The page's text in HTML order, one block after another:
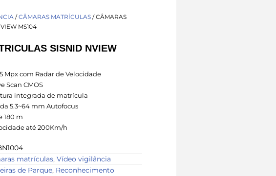
/CÂMARAS MATRÍCULAS / CÂMARAS
MS104
SISNID NVIEW
Mpx com Radar de Velocidade
Scan CMOS
integrada de matrícula
5.3~64 mm Autofocus
180 m
até 200Km/h
matrículas, Vídeo vigilância
de Parque, Reconhecimento